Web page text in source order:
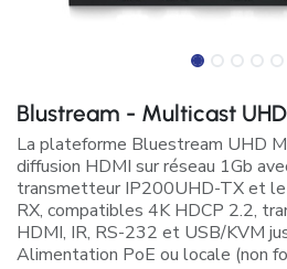
Blustream - Multicast
La plateforme Bluestream UHD
diffusion HDMI sur réseau 1Gb
transmetteur IP200UHD-TX et
RX, compatibles 4K HDCP 2.2,
HDMI, IR, RS-232 et USB/KVM
Alimentation PoE ou locale (non